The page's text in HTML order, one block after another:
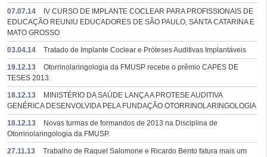
07.07.14
IV CURSO DE IMPLANTE COCLEAR PARA PROFISSIONAIS DE
EDUCAÇÃO REUNIU EDUCADORES DE SÃO PAULO, SANTA CATARINA E
MATO GROSSO
03.04.14 Tratado de Implante Coclear e Próteses Auditivas Implantáveis
19.12.13
Otorrinolaringologia da FMUSP recebe o prêmio CAPES DE
TESES 2013.
18.12.13
MINISTÉRIO DA SAÚDE LANÇA A PROTESE AUDITIVA
GENÉRICA DESENVOLVIDA PELA FUNDAÇÃO OTORRINOLARINGOLOGIA
18.12.13
Novas turmas de formandos de 2013 na Disciplina de
Otorrinolaringologia da FMUSP.
27.11.13
Trabalho de Raquel Salomone e Ricardo Bento fatura mais um